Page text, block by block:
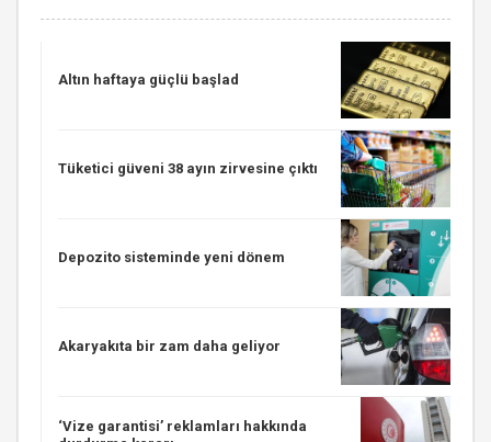
Altın haftaya güçlü başlad
Tüketici güveni 38 ayın zirvesine çıktı
Depozito sisteminde yeni dönem
Akaryakıta bir zam daha geliyor
‘Vize garantisi’ reklamları hakkında